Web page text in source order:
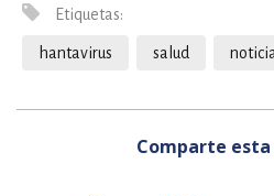
Etiquetas:
hantavirus salud
Comparte